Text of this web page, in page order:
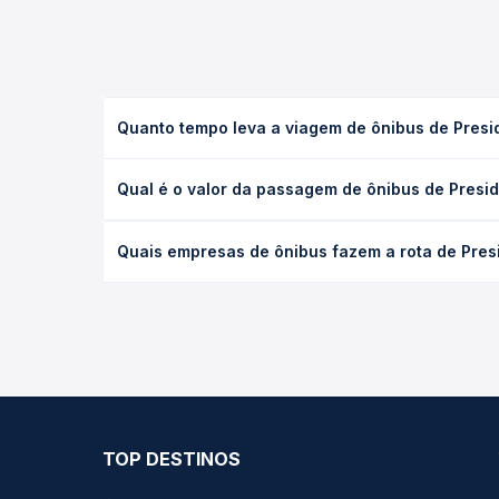
Quanto tempo leva a viagem de ônibus de
(convencional, executivo ou leito) e as condições
Qual é o valor da passagem de ônibus de
empresa, o tipo de poltrona e a antecedência da
Quais empresas de ônibus fazem a rota de
TOP DESTINOS